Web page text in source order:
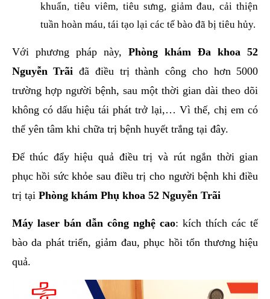
khuẩn, tiêu viêm, tiêu sưng, giảm đau, cải thiện
tuần hoàn máu, tái tạo lại các tế bào đã bị tiêu hủy.
Với phương pháp này, Phòng khám Đa khoa 52
Nguyễn Trãiđã điều trị thành công cho hơn 5000
trường hợp người bệnh, sau một thời gian dài theo dõi
không có dấu hiệu tái phát trở lại,… Vì thế, chị em có
thể yên tâm khi chữa trị bệnh huyết trắng tại đây.
Để thúc đẩy hiệu quả điều trị và rút ngắn thời gian
phục hồi sức khỏe sau điều trị cho người bệnh khi điều
trị tại Phòng khám Phụ khoa 52 Nguyễn Trãi
Máy laser bán dẫn công nghệ cao: kích thích các tế
bào da phát triển, giảm đau, phục hồi tổn thương hiệu
quả.